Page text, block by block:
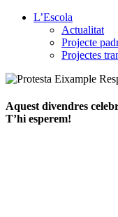
L’Escola
Actualitat
Projecte
Projectes
Aquest divendres
T’hi esperem!